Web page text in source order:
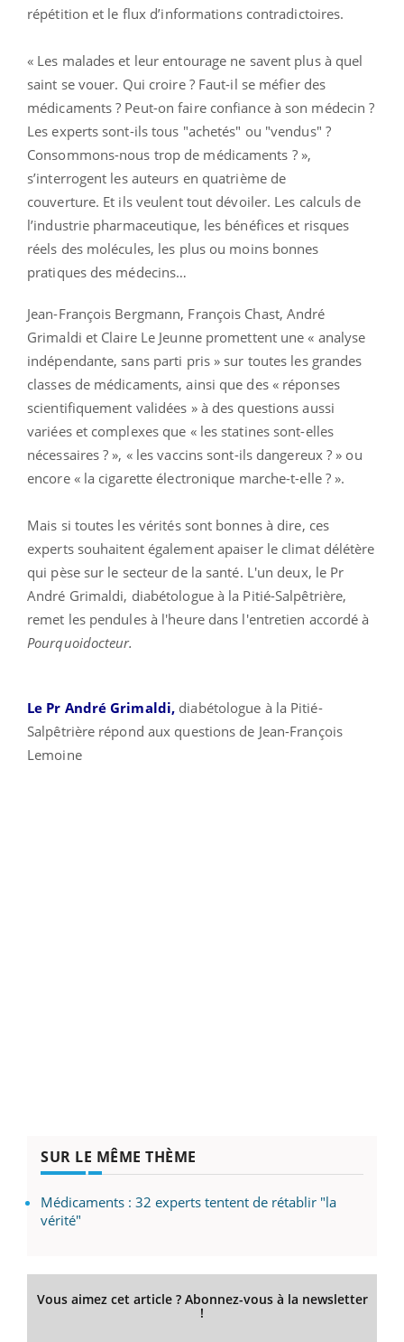
répétition et le flux d’informations contradictoires.
« Les malades et leur entourage ne savent plus à quel
saint se vouer. Qui croire ? Faut-il se méfier des
médicaments ? Peut-on faire confiance à son médecin ?
Les experts sont-ils tous "achetés" ou "vendus" ?
Consommons-nous trop de médicaments ? »,
s’interrogent les auteurs en quatrième de
couverture. Et ils veulent tout dévoiler. Les calculs de
l’industrie pharmaceutique, les bénéfices et risques
réels des molécules, les plus ou moins bonnes
pratiques des médecins…
Jean-François Bergmann, François Chast, André
Grimaldi et Claire Le Jeunne promettent une « analyse
indépendante, sans parti pris » sur toutes les grandes
classes de médicaments, ainsi que des « réponses
scientifiquement validées » à des questions aussi
variées et complexes que « les statines sont-elles
nécessaires ? », « les vaccins sont-ils dangereux ? » ou
encore « la cigarette électronique marche-t-elle ? ».
Mais si toutes les vérités sont bonnes à dire, ces
experts souhaitent également apaiser le climat délétère
qui pèse sur le secteur de la santé. L'un deux, le Pr
André Grimaldi, diabétologue à la Pitié-Salpêtrière,
remet les pendules à l'heure dans l'entretien accordé à
Pourquoidocteur.
Le Pr André Grimaldi, diabétologue à la Pitié-
Salpêtrière répond aux questions de Jean-François
Lemoine
SUR LE MÊME THÈME
Médicaments : 32 experts tentent de rétablir "la
vérité"
Vous aimez cet article ? Abonnez-vous à la newsletter
!